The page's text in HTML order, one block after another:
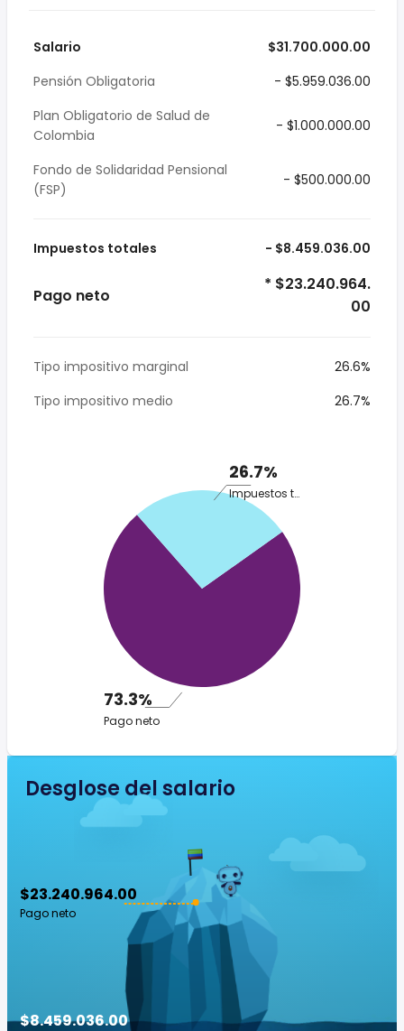
Salario
$31.700.000.00
Pensión Obligatoria
- $5.959.036.00
Plan Obligatorio de Salud de
Colombia
- $1.000.000.00
Fondo de Solidaridad Pensional
(FSP)
- $500.000.00
Impuestos totales - $8.459.036.00
Pago neto
* $23.240.964.
00
Tipo impositivo marginal
26.6%
Tipo impositivo medio
26.7%
26.7%
Impuestos totales
73.3%
Pago neto
Desglose del salario
$23.240.964.00
Pago neto
$8.459.036.00